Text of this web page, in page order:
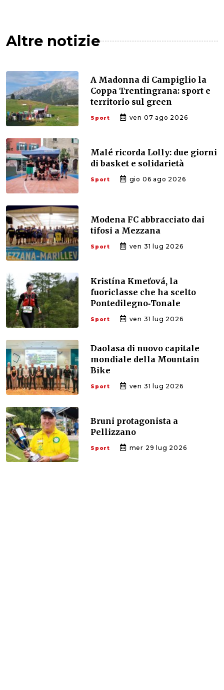
Altre notizie
A Madonna di Campiglio la
Coppa Trentingrana: sport e
territorio sul green
Sport ven 07 ago 2026
Malé ricorda Lolly: due giorni
di basket e solidarietà
Sport gio 06 ago 2026
Modena FC abbracciato dai
tifosi a Mezzana
Sport ven 31 lug 2026
Kristína Kmeťová, la
fuoriclasse che ha scelto
Pontedilegno‑Tonale
Sport ven 31 lug 2026
Daolasa di nuovo capitale
mondiale della Mountain
Bike
Sport ven 31 lug 2026
Bruni protagonista a
Pellizzano
Sport mer 29 lug 2026